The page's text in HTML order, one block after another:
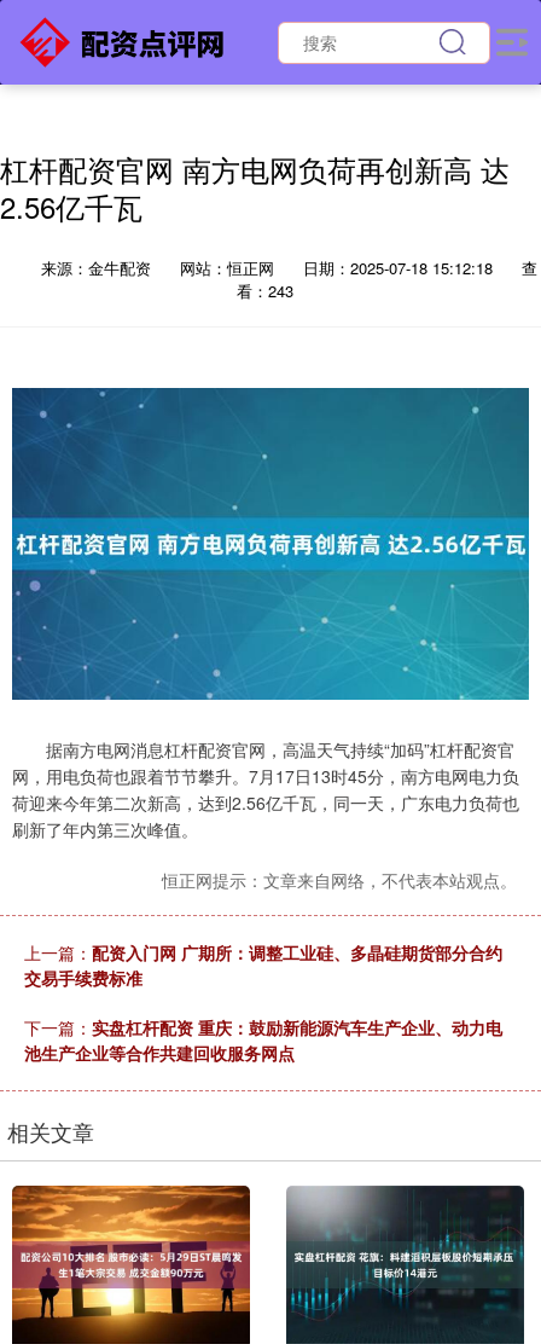
杠杆配资官网 南方电网负荷再创新高 达
2.56亿千瓦
来源：金牛配资 网站：恒正网 日期：2025-07-18 15:12:18
查
看：243
据南方电网消息杠杆配资官网，高温天气持续“加码”杠杆配资官
网，用电负荷也跟着节节攀升。7月17日13时45分，南方电网电力负
荷迎来今年第二次新高，达到2.56亿千瓦，同一天，广东电力负荷也
刷新了年内第三次峰值。
恒正网提示：文章来自网络，不代表本站观点。
上一篇： 配资入门网 广期所：调整工业硅、多晶硅期货部分合约
交易手续费标准
下一篇： 实盘杠杆配资 重庆：鼓励新能源汽车生产企业、动力电
池生产企业等合作共建回收服务网点
相关文章